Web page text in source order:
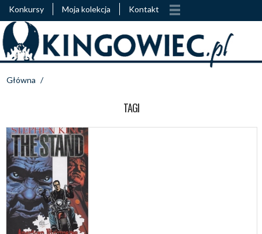
Konkursy Moja kolekcja Kontakt
Główna /
TAGI